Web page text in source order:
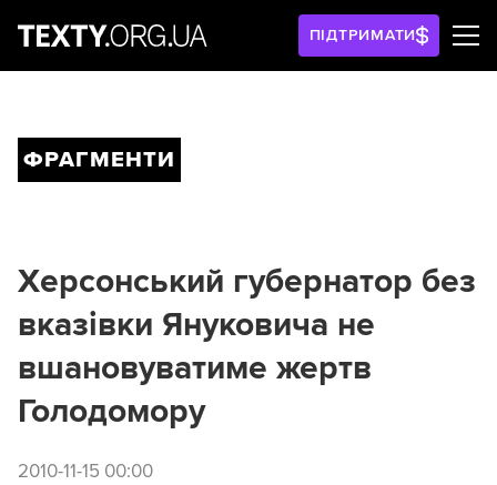
ПІДТРИМАТИ
ФРАГМЕНТИ
Херсонський губернатор без
вказівки Януковича не
вшановуватиме жертв
Голодомору
2010-11-15 00:00